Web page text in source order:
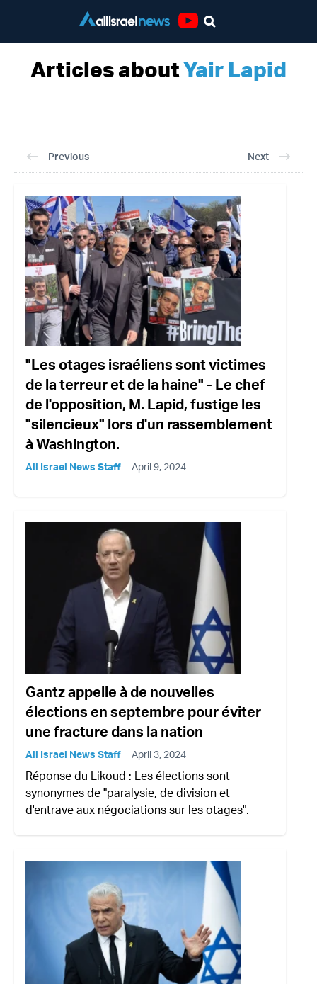
Articles aboutYair Lapid
Previous Next
"Les otages israéliens sont victimes
de la terreur et de la haine" - Le chef
de l'opposition, M. Lapid, fustige les
"silencieux" lors d'un rassemblement
à Washington.
All Israel News Staff April 9, 2024
Gantz appelle à de nouvelles
élections en septembre pour éviter
une fracture dans la nation
All Israel News Staff April 3, 2024
Réponse du Likoud : Les élections sont
synonymes de "paralysie, de division et
d'entrave aux négociations sur les otages".